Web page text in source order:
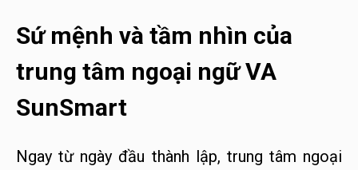
Sứ mệnh và tầm nhìn của
trung tâm ngoại ngữ VA
SunSmart
Ngay từ ngày đầu thành lập, trung tâm ngoại